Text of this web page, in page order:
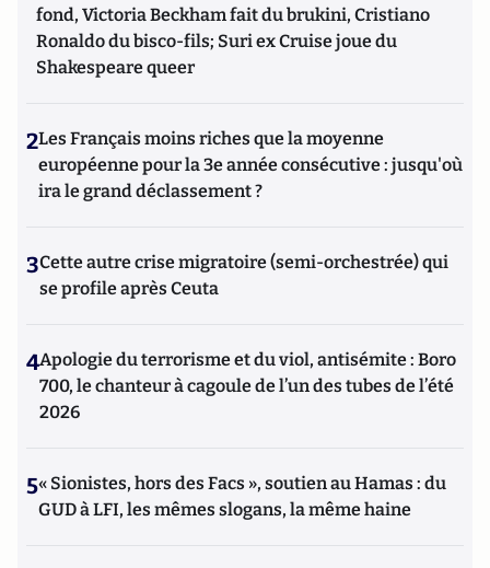
fond, Victoria Beckham fait du brukini, Cristiano
Ronaldo du bisco-fils; Suri ex Cruise joue du
Shakespeare queer
2Les Français moins riches que la moyenne
européenne pour la 3e année consécutive : jusqu'où
ira le grand déclassement ?
3Cette autre crise migratoire (semi-orchestrée) qui
se profile après Ceuta
4Apologie du terrorisme et du viol, antisémite : Boro
700, le chanteur à cagoule de l’un des tubes de l’été
2026
5« Sionistes, hors des Facs », soutien au Hamas : du
GUD à LFI, les mêmes slogans, la même haine